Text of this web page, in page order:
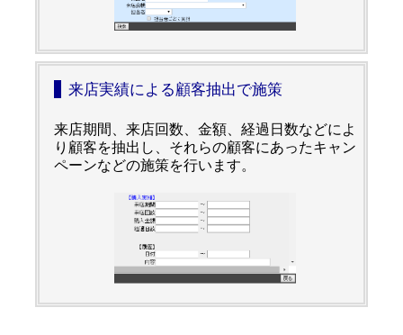
来店実績による顧客抽出で施策
来店期間、来店回数、金額、経過日数などによ
り顧客を抽出し、それらの顧客にあったキャン
ペーンなどの施策を行います。